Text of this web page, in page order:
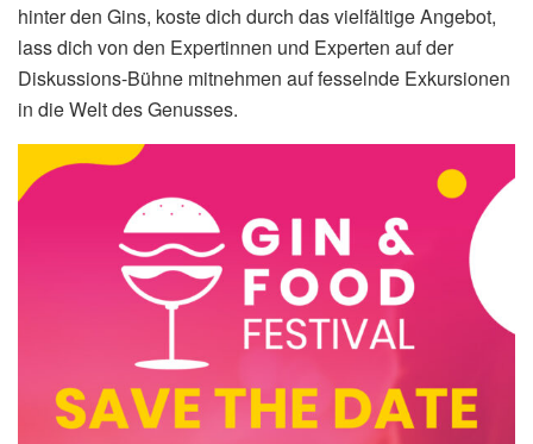
hinter den Gins, koste dich durch das vielfältige Angebot,
lass dich von den Expertinnen und Experten auf der
Diskussions-Bühne mitnehmen auf fesselnde Exkursionen
in die Welt des Genusses.